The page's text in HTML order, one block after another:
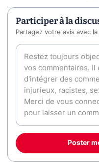
Participer à la
Partagez votre avis avec
Poster